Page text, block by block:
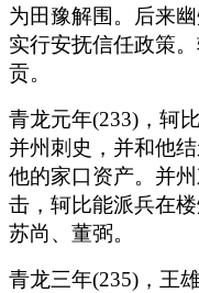
为田豫解围。后来
实行安抚信任政策
贡。
青龙元年(233)，轲
并州刺史，并和他
他的家口资产。并
击，轲比能派兵在
苏尚、董弼。
青龙三年(235)，王